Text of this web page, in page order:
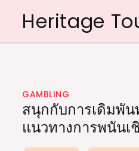
content
Heritage
GAMBLING
สนุกกับการเดิมพัน
แนวทางการพนันเ